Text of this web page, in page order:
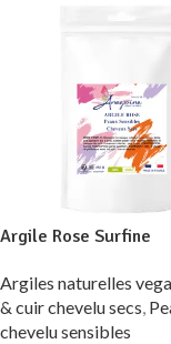
Argile Rose Surfine
Argiles naturelles
& cuir chevelu secs,
chevelu sensibles